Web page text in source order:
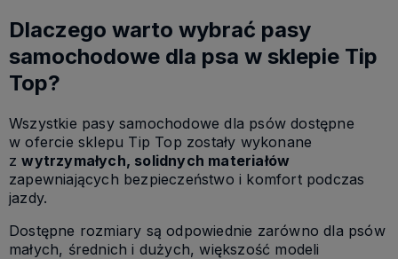
Dlaczego warto wybrać pasy
samochodowe dla psa w sklepie Tip
Top?
Wszystkie pasy samochodowe dla psów dostępne
w ofercie sklepu Tip Top zostały wykonane
zwytrzymałych, solidnych materiałów
zapewniających bezpieczeństwo i komfort podczas
jazdy.
Dostępne rozmiary są odpowiednie zarówno dla psów
małych, średnich i dużych, większość modeli